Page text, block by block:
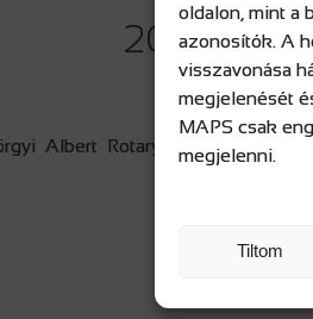
oldalon, mint a
azonosítók. A
visszavonása
megjelenését
MAPS csak
megjelenni.
Tiltom
2023.
Albert Rotary Club Szeged